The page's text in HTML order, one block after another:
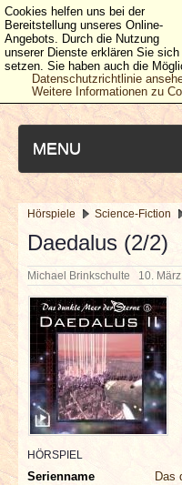
MENU
NEUESTE
NEWS & DATES
BERICHTE
VERLOSUNGEN
INTERVIEWS
SPECIALS
Hörspiele Science-Fiction
Daedalus (2/2)
Michael Brinkschulte 10.
HÖRSPIEL
Serienname
Das
Cookies helfen uns bei der
Bereitstellung unseres Online-
Angebots. Durch die Nutzung
unserer Dienste erklären Sie
setzen. Sie haben auch die
Datenschutzrichtlinie
Weitere Informationen zu